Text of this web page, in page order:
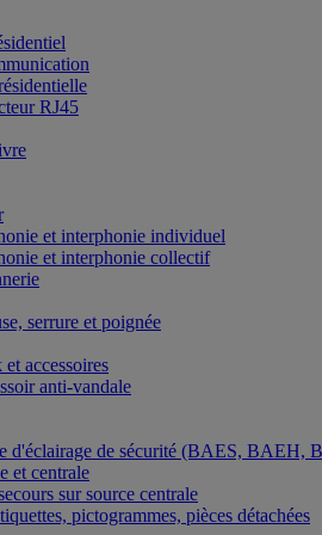
RJ45
et interphonie individuel
et interphonie collectif
serrure et poignée
accessoires
anti-vandale
d'éclairage de sécurité (BAES,
et centrale
sur source centrale
pictogrammes, pièces détachées